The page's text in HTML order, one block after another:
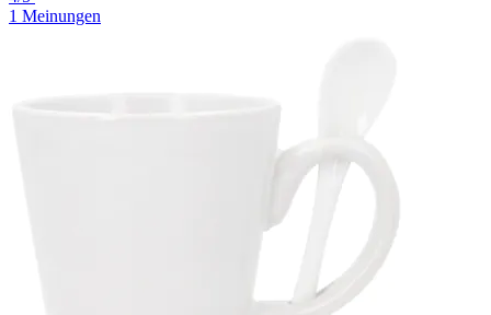
1 Meinungen